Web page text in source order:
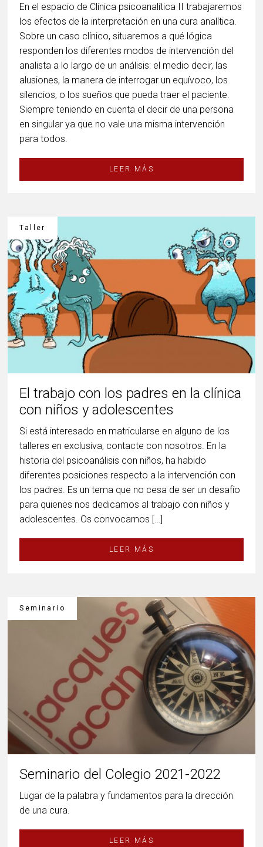
En el espacio de Clínica psicoanalítica II trabajaremos
los efectos de la interpretación en una cura analítica.
Sobre un caso clínico, situaremos a qué lógica
responden los diferentes modos de intervención del
analista a lo largo de un análisis: el medio decir, las
alusiones, la manera de interrogar un equívoco, los
silencios, o los sueños que pueda traer el paciente.
Siempre teniendo en cuenta el decir de una persona
en singular ya que no vale una misma intervención
para todos.
LEER MÁS
Taller
El trabajo con los padres en la clínica
con niños y adolescentes
Si está interesado en matricularse en alguno de los
talleres en exclusiva, contacte con nosotros. En la
historia del psicoanálisis con niños, ha habido
diferentes posiciones respecto a la intervención con
los padres. Es un tema que no cesa de ser un desafío
para quienes nos dedicamos al trabajo con niños y
adolescentes. Os convocamos […]
LEER MÁS
Seminario
Seminario del Colegio 2021-2022
Lugar de la palabra y fundamentos para la dirección
de una cura.
LEER MÁS